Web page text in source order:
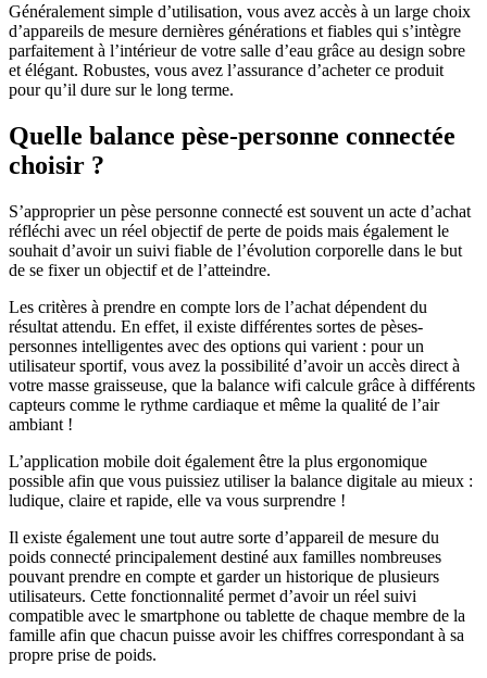
Généralement simple d’utilisation, vous avez accès à un large choix
d’appareils de mesure dernières générations et fiables qui s’intègre
parfaitement à l’intérieur de votre salle d’eau grâce au design sobre
et élégant. Robustes, vous avez l’assurance d’acheter ce produit
pour qu’il dure sur le long terme.
Quelle balance pèse-personne connectée
choisir ?
S’approprier un pèse personne connecté est souvent un acte d’achat
réfléchi avec un réel objectif de perte de poids mais également le
souhait d’avoir un suivi fiable de l’évolution corporelle dans le but
de se fixer un objectif et de l’atteindre.
Les critères à prendre en compte lors de l’achat dépendent du
résultat attendu. En effet, il existe différentes sortes de pèses-
personnes intelligentes avec des options qui varient : pour un
utilisateur sportif, vous avez la possibilité d’avoir un accès direct à
votre masse graisseuse, que la balance wifi calcule grâce à différents
capteurs comme le rythme cardiaque et même la qualité de l’air
ambiant !
L’application mobile doit également être la plus ergonomique
possible afin que vous puissiez utiliser la balance digitale au mieux :
ludique, claire et rapide, elle va vous surprendre !
Il existe également une tout autre sorte d’appareil de mesure du
poids connecté principalement destiné aux familles nombreuses
pouvant prendre en compte et garder un historique de plusieurs
utilisateurs. Cette fonctionnalité permet d’avoir un réel suivi
compatible avec le smartphone ou tablette de chaque membre de la
famille afin que chacun puisse avoir les chiffres correspondant à sa
propre prise de poids.